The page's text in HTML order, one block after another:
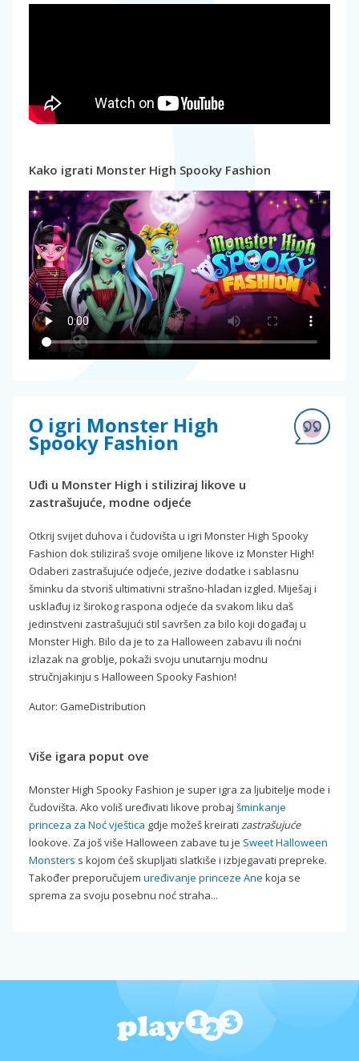
Kako igrati Monster High Spooky Fashion
O igri Monster High
Spooky Fashion
Uđi u Monster High i stiliziraj likove u
zastrašujuće, modne odjeće
Otkrij svijet duhova i čudovišta u igri Monster High Spooky
Fashion dok stiliziraš svoje omiljene likove iz Monster High!
Odaberi zastrašujuće odjeće, jezive dodatke i sablasnu
šminku da stvoriš ultimativni strašno-hladan izgled. Miješaj i
usklađuj iz širokog raspona odjeće da svakom liku daš
jedinstveni zastrašujući stil savršen za bilo koji događaj u
Monster High. Bilo da je to za Halloween zabavu ili noćni
izlazak na groblje, pokaži svoju unutarnju modnu
stručnjakinju s Halloween Spooky Fashion!
Autor: GameDistribution
Više igara poput ove
Monster High Spooky Fashion je super igra za ljubitelje mode i
čudovišta. Ako voliš uređivati likove probaj šminkanje
princeza za Noć vještica gdje možeš kreirati zastrašujuće
lookove. Za još više Halloween zabave tu je Sweet Halloween
Monsters s kojom ćeš skupljati slatkiše i izbjegavati prepreke.
Također preporučujem uređivanje princeze Ane koja se
sprema za svoju posebnu noć straha...